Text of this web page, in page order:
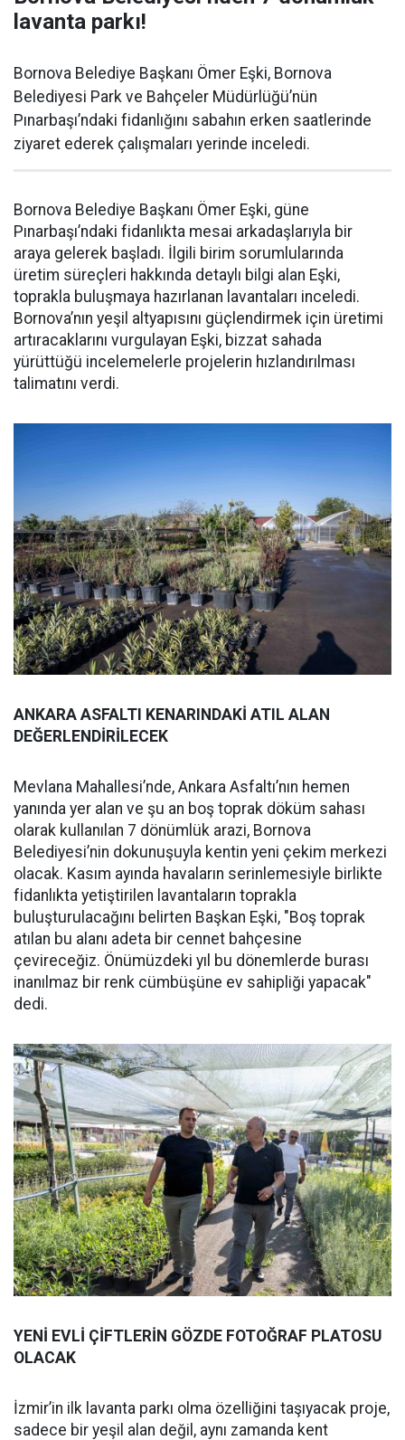
lavanta parkı!
Bornova Belediye Başkanı Ömer Eşki, Bornova
Belediyesi Park ve Bahçeler Müdürlüğü’nün
Pınarbaşı’ndaki fidanlığını sabahın erken saatlerinde
ziyaret ederek çalışmaları yerinde inceledi.
Bornova Belediye Başkanı Ömer Eşki, güne
Pınarbaşı’ndaki fidanlıkta mesai arkadaşlarıyla bir
araya gelerek başladı. İlgili birim sorumlularında
üretim süreçleri hakkında detaylı bilgi alan Eşki,
toprakla buluşmaya hazırlanan lavantaları inceledi.
Bornova’nın yeşil altyapısını güçlendirmek için üretimi
artıracaklarını vurgulayan Eşki, bizzat sahada
yürüttüğü incelemelerle projelerin hızlandırılması
talimatını verdi.
ANKARA ASFALTI KENARINDAKİ ATIL ALAN
DEĞERLENDİRİLECEK
Mevlana Mahallesi’nde, Ankara Asfaltı’nın hemen
yanında yer alan ve şu an boş toprak döküm sahası
olarak kullanılan 7 dönümlük arazi, Bornova
Belediyesi’nin dokunuşuyla kentin yeni çekim merkezi
olacak. Kasım ayında havaların serinlemesiyle birlikte
fidanlıkta yetiştirilen lavantaların toprakla
buluşturulacağını belirten Başkan Eşki, "Boş toprak
atılan bu alanı adeta bir cennet bahçesine
çevireceğiz. Önümüzdeki yıl bu dönemlerde burası
inanılmaz bir renk cümbüşüne ev sahipliği yapacak"
dedi.
YENİ EVLİ ÇİFTLERİN GÖZDE FOTOĞRAF PLATOSU
OLACAK
İzmir’in ilk lavanta parkı olma özelliğini taşıyacak proje,
sadece bir yeşil alan değil, aynı zamanda kent